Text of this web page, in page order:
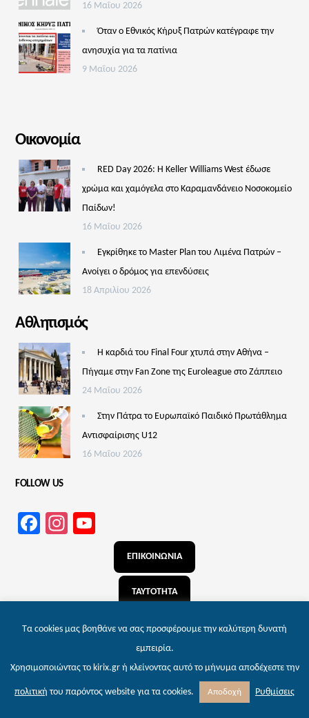
16 Μαΐου 2026
Όταν ο Εθνικός Κήρυξ Πατρών κατέγραφε την
ανησυχία για τα πατίνια
9 Μαΐου 2026
Οικονομία
RED Day 2026: Η Keller Williams West έδωσε
χρώμα και χαμόγελα στο Καραμανδάνειο Νοσοκομείο
Παίδων!
16 Μαΐου 2026
Εγκρίθηκε το Master Plan του Λιμένα Πατρών –
Aνοίγει ο δρόμος για επενδύσεις
18 Απριλίου 2026
Αθλητισμός
Η καρδιά του Final Four χτυπά στην Αθήνα –
Πήγαμε στην Fan Zone της Euroleague στο Ζάππειο
24 Μαΐου 2026
Στην Πάτρα το Ευρωπαϊκό Παιδικό Πρωτάθλημα
Αντισφαίρισης U12
16 Μαΐου 2026
FOLLOW US
Facebook
Instagram
Channel
ΕΠΙΚΟΙΝΩΝΙΑ
ΤΑΥΤΟΤΗΤΑ
Τα cookies μας βοηθάνε να σας προσφέρουμε την καλύτερη δυνατή
εμπειρία.
Χρησιμοποιώντας το kirix.gr ή κλείνοντας αυτό το μήνυμα αποδέχεστε την
πολιτική του παρόντος website για τα cookies. Αποδοχή Ρυθμίσεις